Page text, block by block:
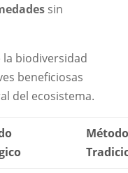
sin
biodiversidad
beneficiosas
del ecosistema.
Método